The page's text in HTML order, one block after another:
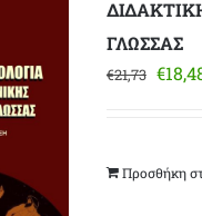
ΓΛΩΣΣΑΣ
€21,73 €
Προσθήκη